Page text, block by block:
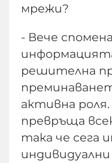
мрежи?
- Вече
решителна
активна
превръща
така че сега